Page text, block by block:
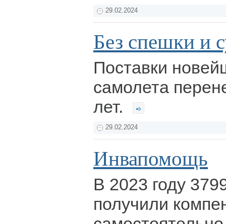
29.02.2024
Без спешки и
Поставки
самолета
лет.
29.02.2024
Инвапомощь
В 2023 году
получили